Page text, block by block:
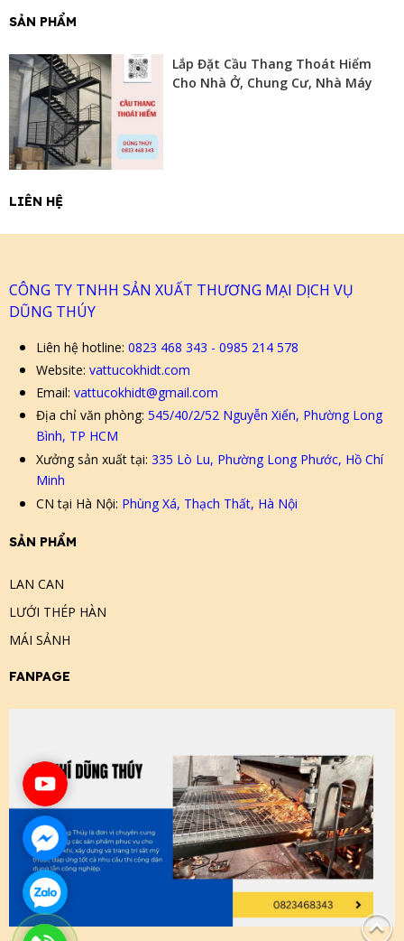
SẢN PHẨM
Lắp Đặt Cầu Thang Thoát Hiểm
Cho Nhà Ở, Chung Cư, Nhà Máy
LIÊN HỆ
CÔNG TY TNHH SẢN XUẤT THƯƠNG MẠI DỊCH VỤ
DŨNG THÚY
Liên hệ hotline: 0823 468 343 - 0985 214 578
Website: vattucokhidt.com
Email: vattucokhidt@gmail.com
Địa chỉ văn phòng: 545/40/2/52 Nguyễn Xiển, Phường Long
Bình, TP HCM
Xưởng sản xuất tại: 335 Lò Lu, Phường Long Phước, Hồ Chí
Minh
CN tại Hà Nội: Phùng Xá, Thạch Thất, Hà Nội
SẢN PHẨM
LAN CAN
LƯỚI THÉP HÀN
MÁI SẢNH
FANPAGE